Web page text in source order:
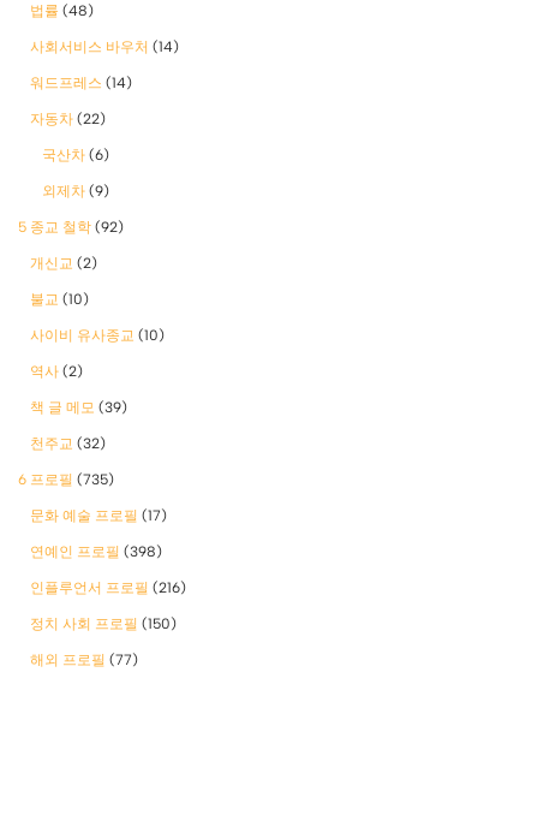
법률 (48)
사회서비스 바우처 (14)
워드프레스 (14)
자동차 (22)
국산차 (6)
외제차 (9)
5 종교 철학 (92)
개신교 (2)
불교 (10)
사이비 유사종교 (10)
역사 (2)
책 글 메모 (39)
천주교 (32)
6 프로필 (735)
문화 예술 프로필 (17)
연예인 프로필 (398)
인플루언서 프로필 (216)
정치 사회 프로필 (150)
해외 프로필 (77)